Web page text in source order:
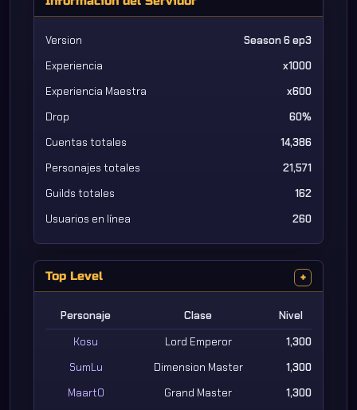
Version
Season 6 ep3
Experiencia
x1000
Experiencia Maestra
x600
Drop
60%
Cuentas totales
14,386
Personajes totales
21,571
Guilds totales
162
Usuarios en línea
260
Top Level +
Personaje Clase
Nivel
Kosu
Lord Emperor
1,300
SumLu
Dimension Master
1,300
MaartO
Grand Master
1,300